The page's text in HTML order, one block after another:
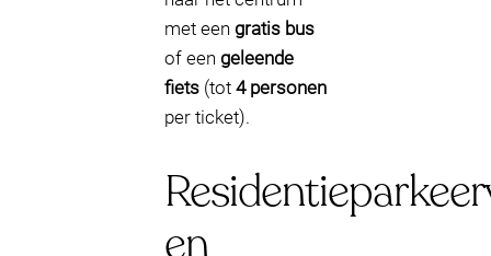
met een gratis bus
of een geleende
fiets (tot 4 personen
per ticket).